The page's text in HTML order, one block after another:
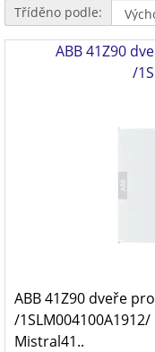
Tříděno podle:
ABB 41Z90
/
ABB 41Z90 dveře
/
Mistral41..